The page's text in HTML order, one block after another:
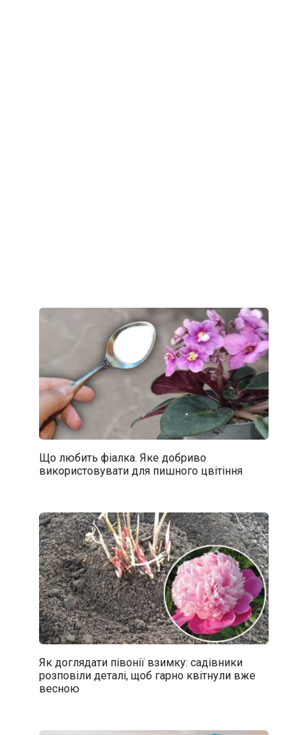
Що любить фіалка. Яке добриво
використовувати для пишного цвітіння
Як доглядати півонії взимку: садівники
розповіли деталі, щоб гарно квітнули вже
весною